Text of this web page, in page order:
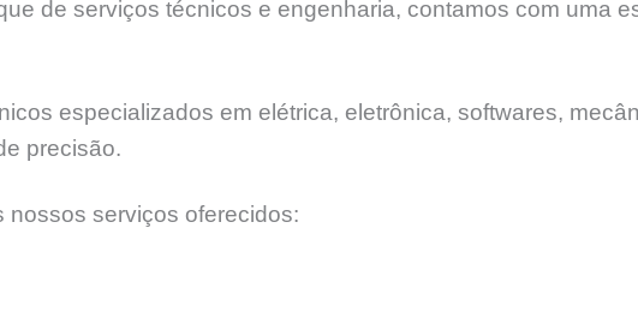
de serviços técnicos e engenharia, contamos com uma
especializados em elétrica, eletrônica, softwares,
precisão.
nossos serviços oferecidos: